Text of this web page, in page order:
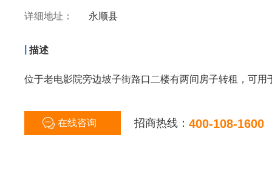
详细地址： 永顺县
描述
位于老电影院旁边坡子街路口二楼有两间房子转租，可
在线咨询 招商热线： 400-108-1600